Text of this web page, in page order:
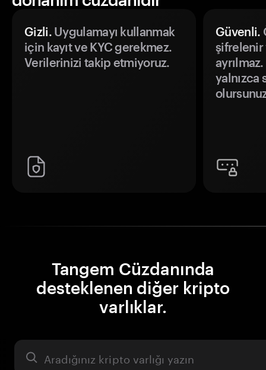
Gizli.Uygulamayı kullanmak
için kayıt ve KYC gerekmez.
Verilerinizi takip etmiyoruz.
Güvenli.
şifrelenir
yalnızca
Tangem Cüzdanında
desteklenen diğer kripto
varlıklar.
Varlık